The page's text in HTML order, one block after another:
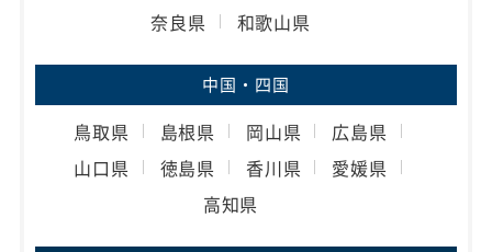
奈良県
和歌山県
中国・四国
鳥取県 島根県 岡山県
広島県
山口県
徳島県 香川県
愛媛県
高知県